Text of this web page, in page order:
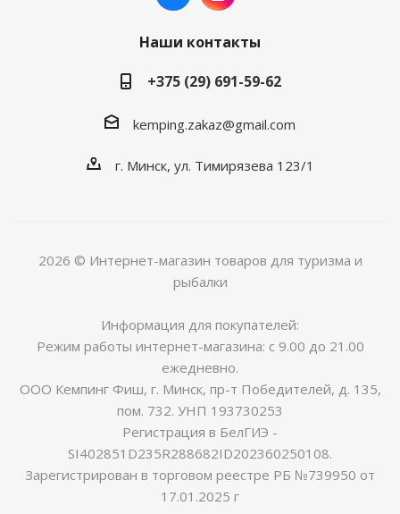
Наши контакты
+375 (29) 691-59-62
kemping.zakaz@gmail.com
г. Минск, ул. Тимирязева 123/1
2026 © Интернет-магазин товаров для туризма и
рыбалки
Информация для покупателей:
Режим работы интернет-магазина: с 9.00 до 21.00
ежедневно.
ООО Кемпинг Фиш, г. Минск, пр-т Победителей, д. 135,
пом. 732. УНП 193730253
Регистрация в БелГИЭ -
SI402851D235R288682ID202360250108.
Зарегистрирован в торговом реестре РБ №739950 от
17.01.2025 г